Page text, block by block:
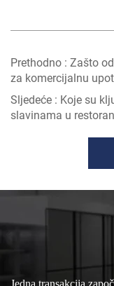
Prethodno : Zašto
za komercijalnu
Sljedeće : Koje su
slavinama u
Jedna transakcija